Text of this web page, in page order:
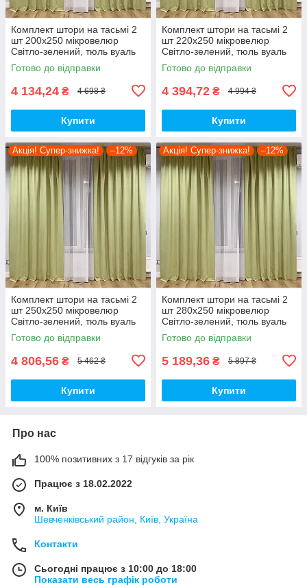
Комплект штори на тасьмі 2
шт 200х250 мікровелюр
Світло-зелений, тюль вуаль
300х250 Білий
Готово до відправки
4 134,24 ₴ 4 698 ₴
Купити
Комплект штори на тасьмі 2
шт 220х250 мікровелюр
Світло-зелений, тюль вуаль
300х250 Білий
Готово до відправки
4 394,72 ₴ 4 994 ₴
Купити
Акція! Супер-знижка! –12%
Комплект штори на тасьмі 2
шт 250х250 мікровелюр
Світло-зелений, тюль вуаль
300х250 Білий
Готово до відправки
4 806,56 ₴ 5 462 ₴
Купити
Акція! Супер-знижка! –12%
Комплект штори на тасьмі 2
шт 280х250 мікровелюр
Світло-зелений, тюль вуаль
300х250 Білий
Готово до відправки
5 189,36 ₴ 5 897 ₴
Купити
Про нас
100% позитивних з 17 відгуків за рік
Працює з 18.02.2022
м. Київ
Шевченківський район, Київ, Україна
Контакти
Сьогодні працює з 10:00 до 18:00
Показати весь графік роботи